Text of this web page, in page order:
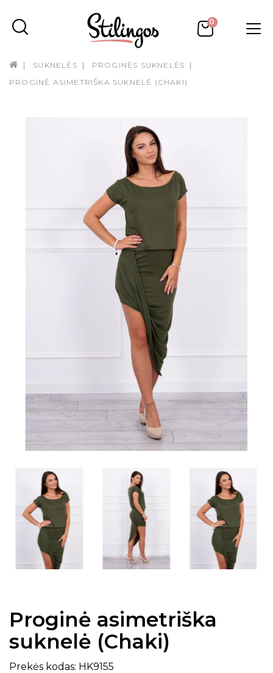
0
SUKNELĖS
PROGINĖS SUKNELĖS
PROGINĖ ASIMETRIŠKA SUKNELĖ (CHAKI)
Proginė asimetriška
suknelė (Chaki)
Prekės kodas: HK9155